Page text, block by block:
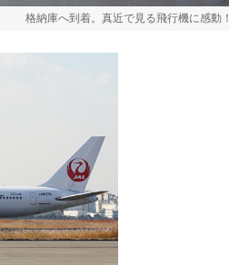
格納庫へ到着。真近で見る飛行機に感動！